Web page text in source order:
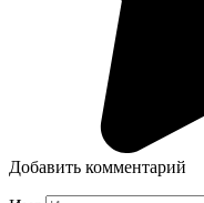
Добавить комментарий